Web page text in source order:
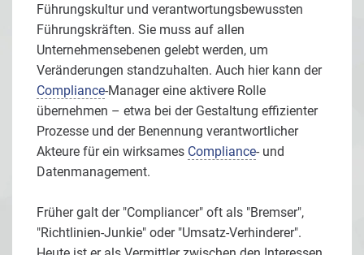
Führungskultur und verantwortungsbewussten
Führungskräften. Sie muss auf allen
Unternehmensebenen gelebt werden, um
Veränderungen standzuhalten. Auch hier kann der
Compliance-Manager eine aktivere Rolle
übernehmen – etwa bei der Gestaltung effizienter
Prozesse und der Benennung verantwortlicher
Akteure für ein wirksames Compliance- und
Datenmanagement.
Früher galt der "Compliancer" oft als "Bremser",
"Richtlinien-Junkie" oder "Umsatz-Verhinderer".